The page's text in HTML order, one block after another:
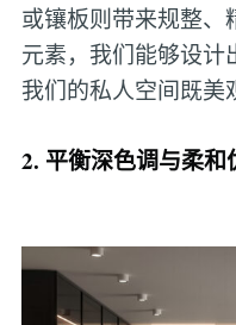
或镶板则带来规整、
元素，我们能够设计
我们的私人空间既美
2. 平衡深色调与柔和